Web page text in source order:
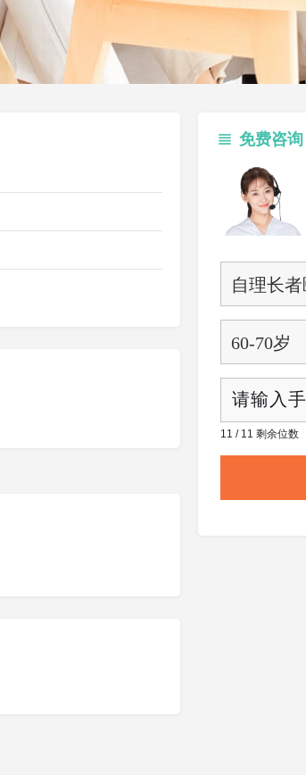
预约参观 纠错
免费咨询
11 / 11 剩余位数